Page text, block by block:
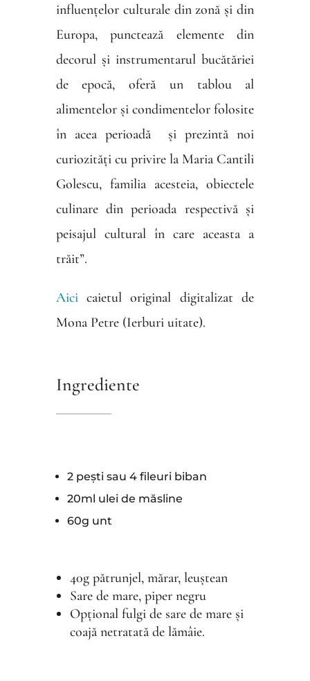
influențelor culturale din zonă și din
Europa, punctează elemente din
decorul și instrumentarul bucătăriei
de epocă, oferă un tablou al
alimentelor și condimentelor folosite
în acea perioadă și prezintă noi
curiozități cu privire la Maria Cantili
Golescu, familia acesteia, obiectele
culinare din perioada respectivă și
peisajul cultural în care aceasta a
trăit”.
Aicicaietul original digitalizat de
Mona Petre (Ierburi uitate).
Ingrediente
2 pești sau 4 fileuri biban
20ml ulei de măsline
60g unt
40g pătrunjel, mărar, leuștean
Sare de mare, piper negru
Opțional fulgi de sare de mare și
coajă netratată de lămâie.